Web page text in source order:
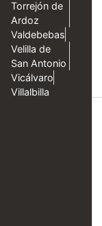
Torrejón de
Ardoz
Valdebebas
Velilla de
San Antonio
Vicálvaro
Villalbilla